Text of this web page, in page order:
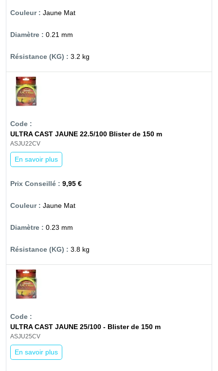
Jaune Mat
0.21 mm
3.2 kg
ULTRA CAST JAUNE 22.5/100 Blister de 150 m
ASJU22CV
En savoir plus
9,95 €
Jaune Mat
0.23 mm
3.8 kg
ULTRA CAST JAUNE 25/100 - Blister de 150 m
ASJU25CV
En savoir plus